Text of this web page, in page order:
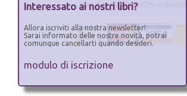
non disponibile - NON ordinabile
Interessato ai nostri libri?
Allora iscriviti alla nostra newsletter!
Sarai informato delle nostre novità, potrai
comunque cancellarti quando desideri.
modulo di iscrizione